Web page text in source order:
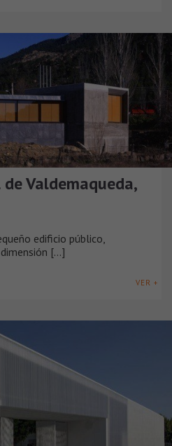
Valdemaqueda,
edificio público,
[...]
VER +